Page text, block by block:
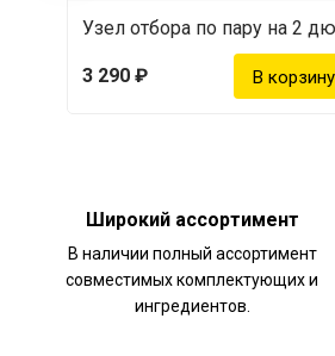
3 290 ₽
Широкий ассортимент
В наличии полный ассортимент
совместимых комплектующих и
ингредиентов.